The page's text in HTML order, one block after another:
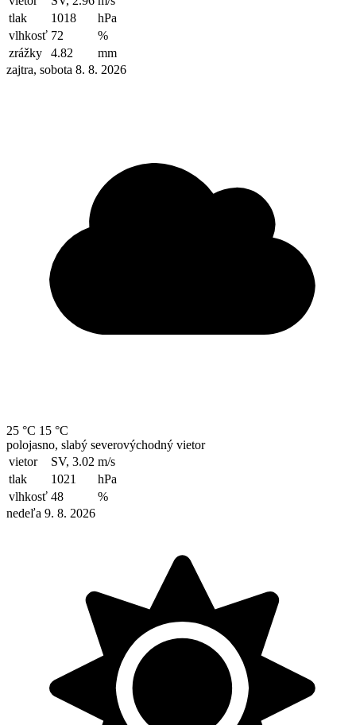
tlak
1018
hPa
vlhkosť 72
%
zrážky
4.82
mm
zajtra, sobota 8. 8. 2026
25 °C 15 °C
polojasno, slabý severovýchodný vietor
vietor
SV, 3.02 m/s
tlak
1021
hPa
vlhkosť 48
%
nedeľa 9. 8. 2026